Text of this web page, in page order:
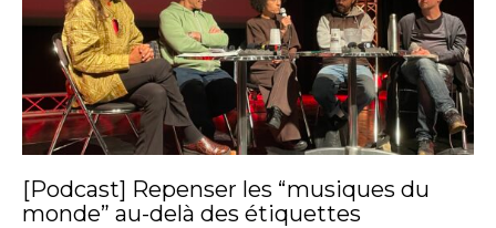
[Podcast] Repenser les “musiques du
monde” au-delà des étiquettes